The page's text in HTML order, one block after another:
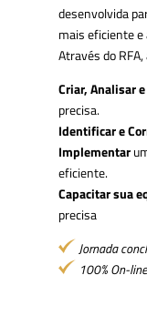
desenvolvida
mais eficiente
Através do
Criar, Analisar
precisa.
Identificar e
Implementar
eficiente.
Capacitar sua
precisa
Jornada
100% On-